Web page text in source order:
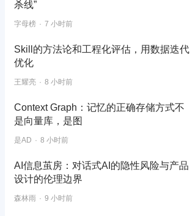
杀线”
字母榜 7 小时前
Skill的方法论和工程化评估，用数据迭代
优化
王耀亮 8 小时前
Context Graph：记忆的正确存储方式不
是向量库，是图
是AD 8 小时前
AI信息茧房：对话式AI的隐性风险与产品
设计的伦理边界
森林雨 9 小时前